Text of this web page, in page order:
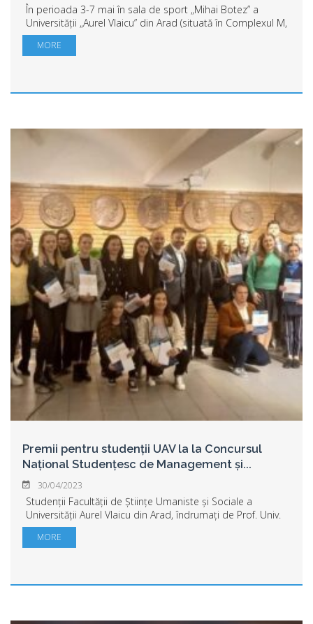
În perioada 3-7 mai în sala de sport „Mihai Botez” a
Universității „Aurel Vlaicu” din Arad (situată în Complexul M,
strada Elena Drăgoi nr.2) se va desfășura Campionatul
Național de Tenis de masă, Und...
MORE
Premii pentru studenții UAV la la Concursul
Național Studențesc de Management și...
30/04/2023
Studenții Facultății de Științe Umaniste și Sociale a
Universității Aurel Vlaicu din Arad, îndrumați de Prof. Univ.
Dr. Habil. Veronica Laura DEMENESCU au participat și au
câștigat premii importante...
MORE